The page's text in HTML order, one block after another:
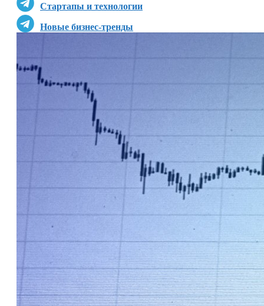
Стартапы и технологии
Новые бизнес-тренды